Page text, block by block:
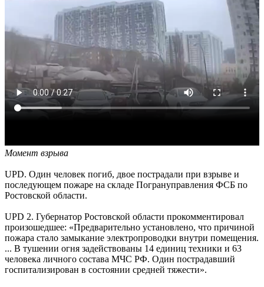
Момент взрыва
UPD. Один человек погиб, двое пострадали при взрыве и
последующем пожаре на складе Погрануправления ФСБ по
Ростовской области.
UPD 2. Губернатор Ростовской области прокомментировал
произошедшее: «Предварительно установлено, что причиной
пожара стало замыкание электропроводки внутри помещения.
... В тушении огня задействованы 14 единиц техники и 63
человека личного состава МЧС РФ. Один пострадавший
госпитализирован в состоянии средней тяжести».